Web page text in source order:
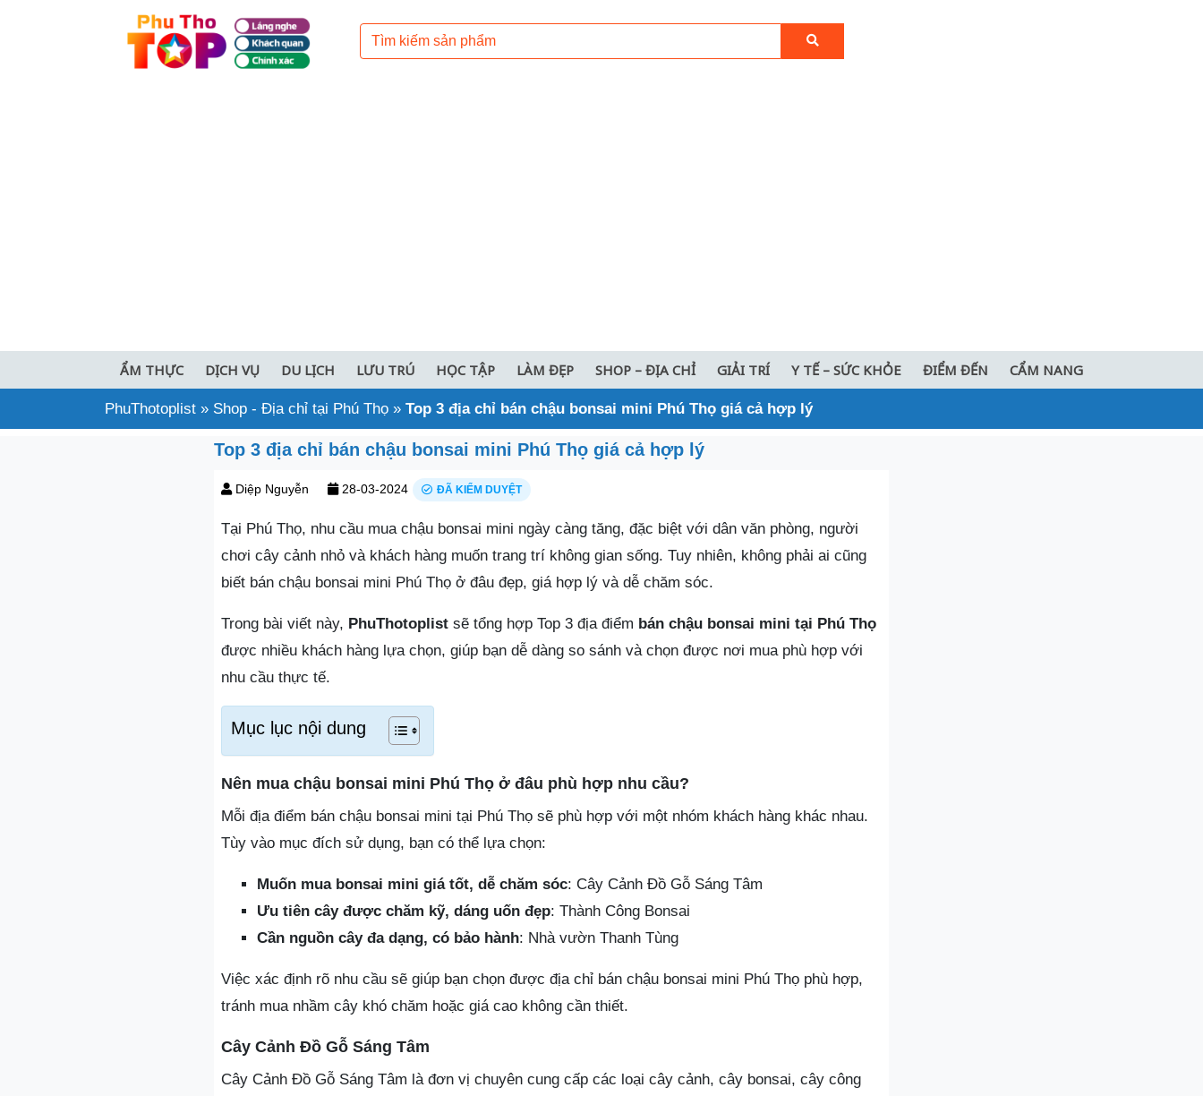
ẨM THỰC DỊCH VỤ DU LỊCH LƯU TRÚ HỌC TẬP LÀM ĐẸP SHOP – ĐỊA CHỈ GIẢI TRÍ Y TẾ – SỨC KHỎE ĐIỂM ĐẾN CẨM NANG
PhuThotoplist » Shop - Địa chỉ tại Phú Thọ » Top 3 địa chỉ bán chậu bonsai mini Phú Thọ giá cả hợp lý
Top 3 địa chỉ bán chậu bonsai mini Phú Thọ giá cả hợp lý
Diệp Nguyễn 28-03-2024 ĐÃ KIỂM DUYỆT
Tại Phú Thọ, nhu cầu mua chậu bonsai mini ngày càng tăng, đặc biệt với dân văn phòng, người
chơi cây cảnh nhỏ và khách hàng muốn trang trí không gian sống. Tuy nhiên, không phải ai cũng
biết bán chậu bonsai mini Phú Thọ ở đâu đẹp, giá hợp lý và dễ chăm sóc.
Trong bài viết này, PhuThotoplist sẽ tổng hợp Top 3 địa điểm bán chậu bonsai mini tại Phú Thọ
được nhiều khách hàng lựa chọn, giúp bạn dễ dàng so sánh và chọn được nơi mua phù hợp với
nhu cầu thực tế.
Mục lục nội dung
Nên mua chậu bonsai mini Phú Thọ ở đâu phù hợp nhu cầu?
Mỗi địa điểm bán chậu bonsai mini tại Phú Thọ sẽ phù hợp với một nhóm khách hàng khác nhau.
Tùy vào mục đích sử dụng, bạn có thể lựa chọn:
Muốn mua bonsai mini giá tốt, dễ chăm sóc: Cây Cảnh Đồ Gỗ Sáng Tâm
Ưu tiên cây được chăm kỹ, dáng uốn đẹp: Thành Công Bonsai
Cần nguồn cây đa dạng, có bảo hành: Nhà vườn Thanh Tùng
Việc xác định rõ nhu cầu sẽ giúp bạn chọn được địa chỉ bán chậu bonsai mini Phú Thọ phù hợp,
tránh mua nhầm cây khó chăm hoặc giá cao không cần thiết.
Cây Cảnh Đồ Gỗ Sáng Tâm
Cây Cảnh Đồ Gỗ Sáng Tâm là đơn vị chuyên cung cấp các loại cây cảnh, cây bonsai, cây công